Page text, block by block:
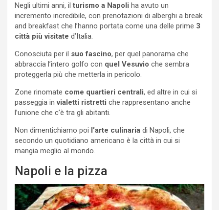
Negli ultimi anni, il turismo a Napoli ha avuto un
incremento incredibile, con prenotazioni di alberghi a break
and breakfast che l’hanno portata come una delle prime 3
città più visitate d’Italia.
Conosciuta per il suo fascino, per quel panorama che
abbraccia l’intero golfo con quel Vesuvio che sembra
proteggerla più che metterla in pericolo.
Zone rinomate come quartieri centrali, ed altre in cui si
passeggia invialetti ristretti che rappresentano anche
l’unione che c’è tra gli abitanti.
Non dimentichiamo poi l’arte culinaria di Napoli, che
secondo un quotidiano americano è la città in cui si
mangia meglio al mondo.
Napoli e la pizza